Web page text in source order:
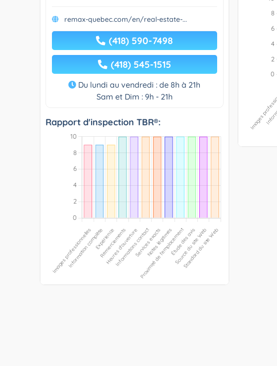
remax-quebec.com/en/real-estate-...
(418) 590-7498
(418) 545-1515
Du lundi au vendredi : de 8h à 21h
Sam et Dim : 9h - 21h
Rapport d'inspection TBR®: